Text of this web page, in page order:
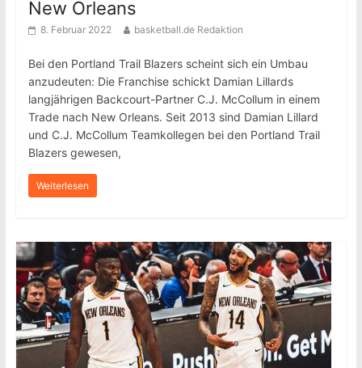
New Orleans
8. Februar 2022 basketball.de Redaktion
Bei den Portland Trail Blazers scheint sich ein Umbau
anzudeuten: Die Franchise schickt Damian Lillards
langjährigen Backcourt-Partner C.J. McCollum in einem
Trade nach New Orleans. Seit 2013 sind Damian Lillard
und C.J. McCollum Teamkollegen bei den Portland Trail
Blazers gewesen,
Weiterlesen